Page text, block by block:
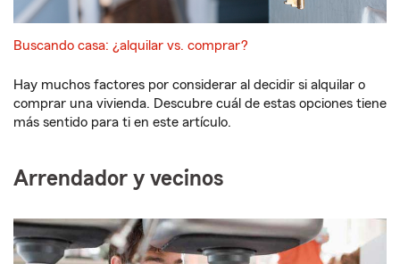
Buscando casa: ¿alquilar vs. comprar?
Hay muchos factores por considerar al decidir si alquilar o
comprar una vivienda. Descubre cuál de estas opciones tiene
más sentido para ti en este artículo.
Arrendador y vecinos